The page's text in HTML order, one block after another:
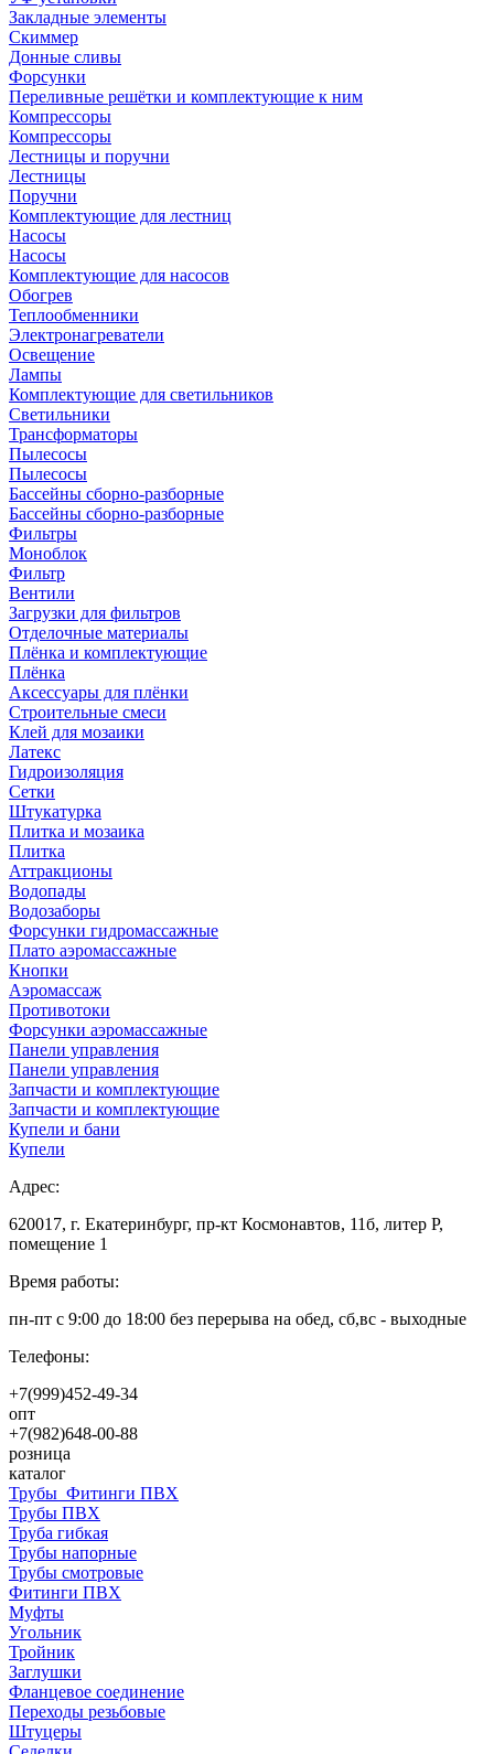
Закладные элементы
Скиммер
Донные сливы
Форсунки
Переливные решётки и комплектующие к ним
Компрессоры
Компрессоры
Лестницы и поручни
Лестницы
Поручни
Комплектующие для лестниц
Насосы
Насосы
Комплектующие для насосов
Обогрев
Теплообменники
Электронагреватели
Освещение
Лампы
Комплектующие для светильников
Светильники
Трансформаторы
Пылесосы
Пылесосы
Бассейны сборно-разборные
Бассейны сборно-разборные
Фильтры
Моноблок
Фильтр
Вентили
Загрузки для фильтров
Отделочные материалы
Плёнка и комплектующие
Плёнка
Аксессуары для плёнки
Строительные смеси
Клей для мозаики
Латекс
Гидроизоляция
Сетки
Штукатурка
Плитка и мозаика
Плитка
Аттракционы
Водопады
Водозаборы
Форсунки гидромассажные
Плато аэромассажные
Кнопки
Аэромассаж
Противотоки
Форсунки аэромассажные
Панели управления
Панели управления
Запчасти и комплектующие
Запчасти и комплектующие
Купели и бани
Купели
Адрес:
620017, г. Екатеринбург, пр-кт Космонавтов, 11б, литер Р,
помещение 1
Время работы:
пн-пт с 9:00 до 18:00 без перерыва на обед, сб,вс - выходные
Телефоны:
+7(999)452-49-34
опт
+7(982)648-00-88
розница
каталог
Трубы_Фитинги ПВХ
Трубы ПВХ
Труба гибкая
Трубы напорные
Трубы смотровые
Фитинги ПВХ
Муфты
Угольник
Тройник
Заглушки
Фланцевое соединение
Переходы резьбовые
Штуцеры